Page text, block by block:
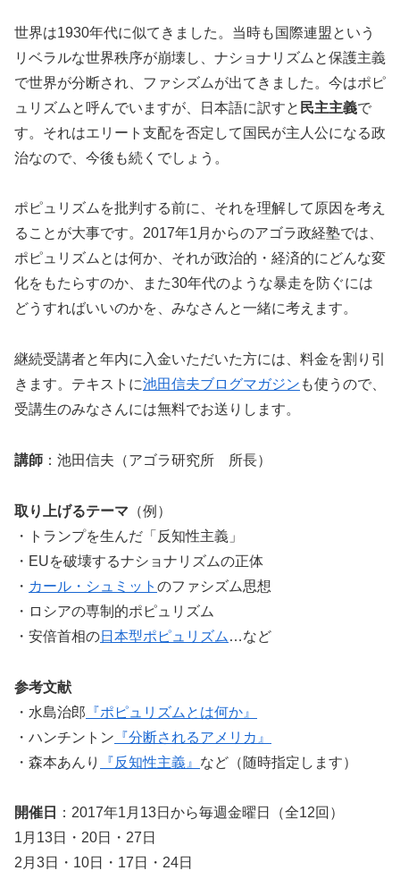
世界は1930年代に似てきました。当時も国際連盟という
リベラルな世界秩序が崩壊し、ナショナリズムと保護主義
で世界が分断され、ファシズムが出てきました。今はポピ
ュリズムと呼んでいますが、日本語に訳すと 民主主義で
す。それはエリート支配を否定して国民が主人公になる政
治なので、今後も続くでしょう。
ポピュリズムを批判する前に、それを理解して原因を考え
ることが大事です。2017年1月からのアゴラ政経塾では、
ポピュリズムとは何か、それが政治的・経済的にどんな変
化をもたらすのか、また30年代のような暴走を防ぐには
どうすればいいのかを、みなさんと一緒に考えます。
継続受講者と年内に入金いただいた方には、料金を割り引
きます。テキストに池田信夫ブログマガジン も使うので、
受講生のみなさんには無料でお送りします。
講師 ：池田信夫（アゴラ研究所 所長）
取り上げるテーマ （例）
・トランプを生んだ「反知性主義」
・EUを破壊するナショナリズムの正体
・ カール・シュミット のファシズム思想
・ロシアの専制的ポピュリズム
・安倍首相の日本型ポピュリズム …など
参考文献
・水島治郎 『ポピュリズムとは何か』
・ハンチントン 『分断されるアメリカ』
・森本あんり
『反知性主義』 など（随時指定します）
開催日
：2017年1月13日から毎週金曜日（全12回）
1月13日・20日・27日
2月3日・10日・17日・24日